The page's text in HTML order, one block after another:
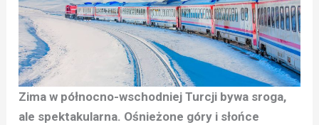
Zima w północno-wschodniej Turcji bywa sroga,
ale spektakularna. Ośnieżone góry i słońce